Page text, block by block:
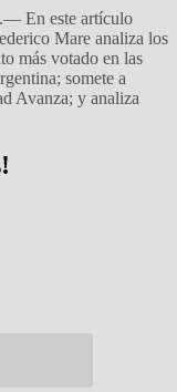
En este artículo
Mare analiza los
más votado en las
somete a
Avanza; y analiza